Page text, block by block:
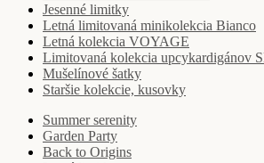
Jesenné limitky
Letná limitovaná minikolekcia Bianco
Letná kolekcia VOYAGE
Limitovaná kolekcia upcykardigánov
Mušelínové šatky
Staršie kolekcie, kusovky
Summer serenity
Garden Party
Back to Origins